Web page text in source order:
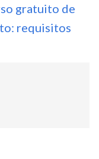
gratuito de
requisitos